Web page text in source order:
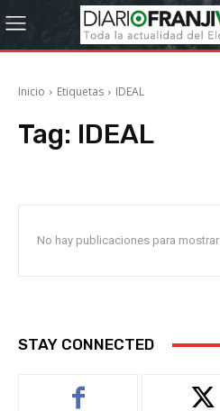
Inicio Etiquetas IDEAL
Tag: IDEAL
No hay publicaciones para mostrar
STAY CONNECTED